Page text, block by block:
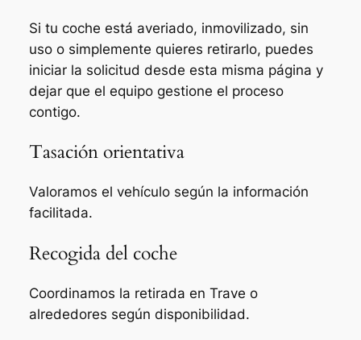
Si tu coche está averiado, inmovilizado, sin
uso o simplemente quieres retirarlo, puedes
iniciar la solicitud desde esta misma página y
dejar que el equipo gestione el proceso
contigo.
Tasación orientativa
Valoramos el vehículo según la información
facilitada.
Recogida del coche
Coordinamos la retirada en Trave o
alrededores según disponibilidad.